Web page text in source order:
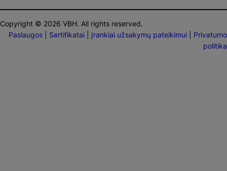
Copyright © 2026 VBH. All rights reserved.
Paslaugos
Sertifikatai Įrankiai užsakymų pateikimui
Privatumo
politika